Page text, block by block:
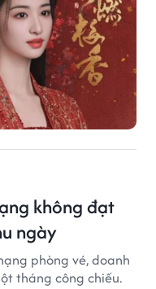
không đạt
ngày
phòng vé, doanh
tháng công chiếu.